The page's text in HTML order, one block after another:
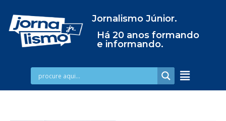
Jornalismo Júnior.
Há 20 anos formando
e informando.